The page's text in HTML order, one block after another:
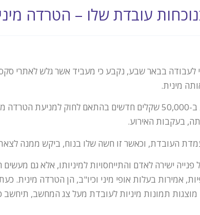
עובדת שלו – הטרדה
לעבודה בבאר שבע, נקבע כי מעביד אשר גלש לאתרי
מינית.
בפסק הדין נקבע, כי המעביד יפצה את התובעת ב-50,000 שקלים חדשים בהתאם לחוק למניעת
בעקבות האירוע.
העובדת, וכאשר זו חשה שלו בנוח, ביקש ממנה
ישירה לאדם והתייחסויות למיניותו, אלא גם מעשים
אמירות בעלות אופי מיני וכיו"ב, הן הטרדה מינית.
מוצגות תמונות מיניות לעובדת מעל צג המחשב,